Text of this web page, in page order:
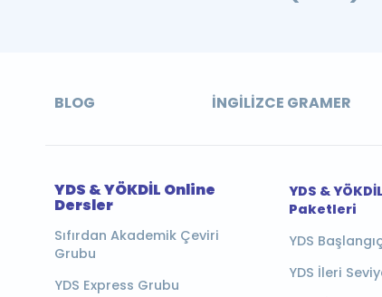
BLOG İNGILIZCE GRAMER
YDS & YÖKDİL Online
Dersler
Sıfırdan Akademik Çeviri
Grubu
YDS Express Grubu
YDS &
Paketleri
YDS
YDS İleri